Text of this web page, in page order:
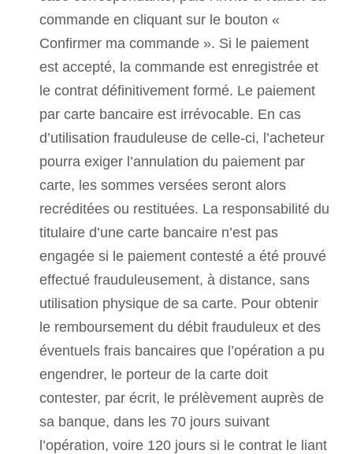
commande en cliquant sur le bouton «
Confirmer ma commande ». Si le paiement
est accepté, la commande est enregistrée et
le contrat définitivement formé. Le paiement
par carte bancaire est irrévocable. En cas
d’utilisation frauduleuse de celle-ci, l’acheteur
pourra exiger l’annulation du paiement par
carte, les sommes versées seront alors
recréditées ou restituées. La responsabilité du
titulaire d’une carte bancaire n’est pas
engagée si le paiement contesté a été prouvé
effectué frauduleusement, à distance, sans
utilisation physique de sa carte. Pour obtenir
le remboursement du débit frauduleux et des
éventuels frais bancaires que l’opération a pu
engendrer, le porteur de la carte doit
contester, par écrit, le prélèvement auprès de
sa banque, dans les 70 jours suivant
l’opération, voire 120 jours si le contrat le liant